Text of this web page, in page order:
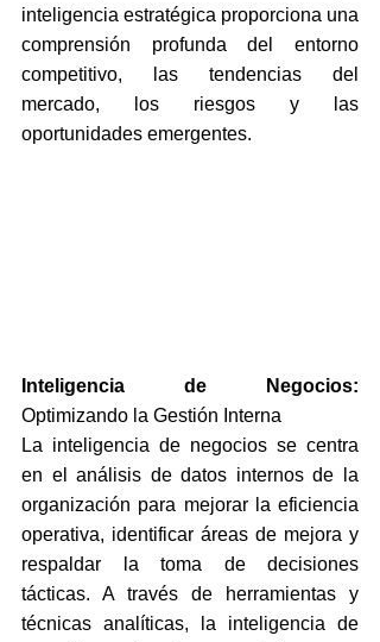
inteligencia estratégica proporciona una
comprensión profunda del entorno
competitivo, las tendencias del
mercado, los riesgos y las
oportunidades emergentes.
Optimizando la Gestión Interna
La inteligencia de negocios se centra
en el análisis de datos internos de la
organización para mejorar la eficiencia
operativa, identificar áreas de mejora y
respaldar la toma de decisiones
tácticas. A través de herramientas y
técnicas analíticas, la inteligencia de